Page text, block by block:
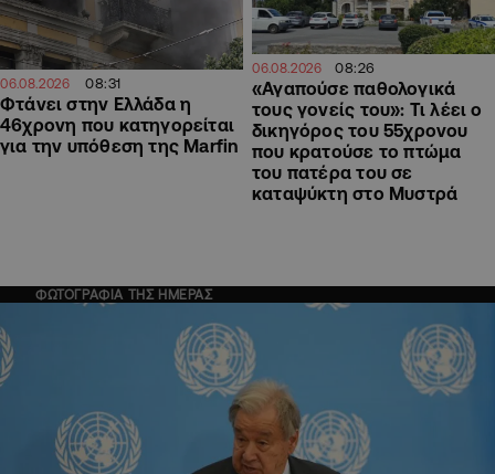
06.08.2026 08:31
Φτάνει στην Ελλάδα η
46χρονη που κατηγορείται
για την υπόθεση της Marfin
06.08.2026 08:26
«Αγαπούσε παθολογικά
τους γονείς του»: Τι λέει ο
δικηγόρος του 55χρονου
που κρατούσε το πτώμα
του πατέρα του σε
καταψύκτη στο Μυστρά
ΦΩΤΟΓΡΑΦΙΑ ΤΗΣ ΗΜΕΡΑΣ